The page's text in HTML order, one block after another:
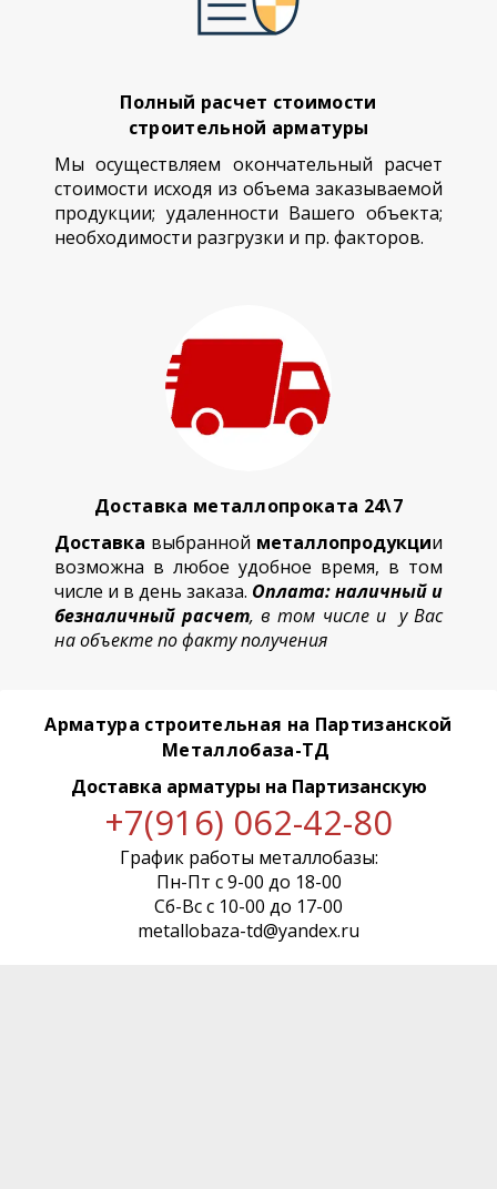
Полный расчет стоимости
строительной арматуры
Мы осуществляем окончательный расчет
стоимости исходя из объема заказываемой
продукции; удаленности Вашего объекта;
необходимости разгрузки и пр. факторов.
Доставка металлопроката 24\7
Доставка выбранной металлопродукции
возможна в любое удобное время, в том
числе и в день заказа. Оплата: наличный и
безналичный расчет, в том числе и у Вас
на объекте по факту получения
Арматура строительная на Партизанской
Металлобаза-ТД
Доставка арматуры на Партизанскую
+7(916) 062-42-80
График работы металлобазы:
Пн-Пт с 9-00 до 18-00
Сб-Вс с 10-00 до 17-00
metallobaza-td@yandex.ru